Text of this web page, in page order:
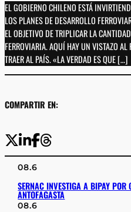
EL GOBIERNO CHILENO ESTÁ
LOS PLANES DE DESARROLLO
EL OBJETIVO DE TRIPLICAR LA
FERROVIARIA. AQUÍ HAY UN VISTAZO
TRAER AL PAÍS. «LA VERDAD ES QUE […]
COMPARTIR EN:
08.6
SERNAC INVESTIGA A BIPAY POR
ANTOFAGASTA
08.6